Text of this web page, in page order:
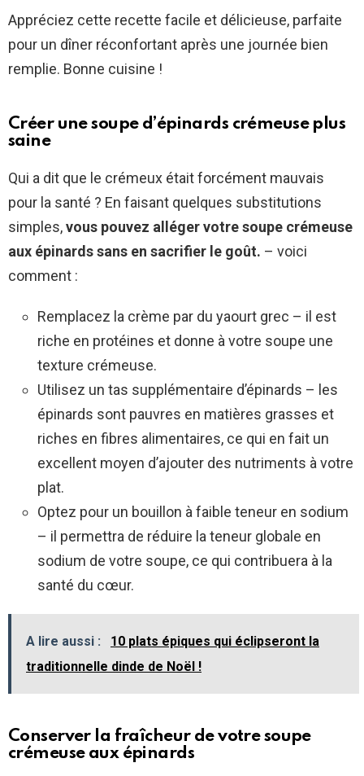
Appréciez cette recette facile et délicieuse, parfaite
pour un dîner réconfortant après une journée bien
remplie. Bonne cuisine !
Créer une soupe d’épinards crémeuse plus
saine
Qui a dit que le crémeux était forcément mauvais
pour la santé ? En faisant quelques substitutions
simples,vous pouvez alléger votre soupe crémeuse
aux épinards sans en sacrifier le goût. – voici
comment :
Remplacez la crème par du yaourt grec – il est
riche en protéines et donne à votre soupe une
texture crémeuse.
Utilisez un tas supplémentaire d’épinards – les
épinards sont pauvres en matières grasses et
riches en fibres alimentaires, ce qui en fait un
excellent moyen d’ajouter des nutriments à votre
plat.
Optez pour un bouillon à faible teneur en sodium
– il permettra de réduire la teneur globale en
sodium de votre soupe, ce qui contribuera à la
santé du cœur.
A lire aussi :
10 plats épiques qui éclipseront la
traditionnelle dinde de Noël !
Conserver la fraîcheur de votre soupe
crémeuse aux épinards